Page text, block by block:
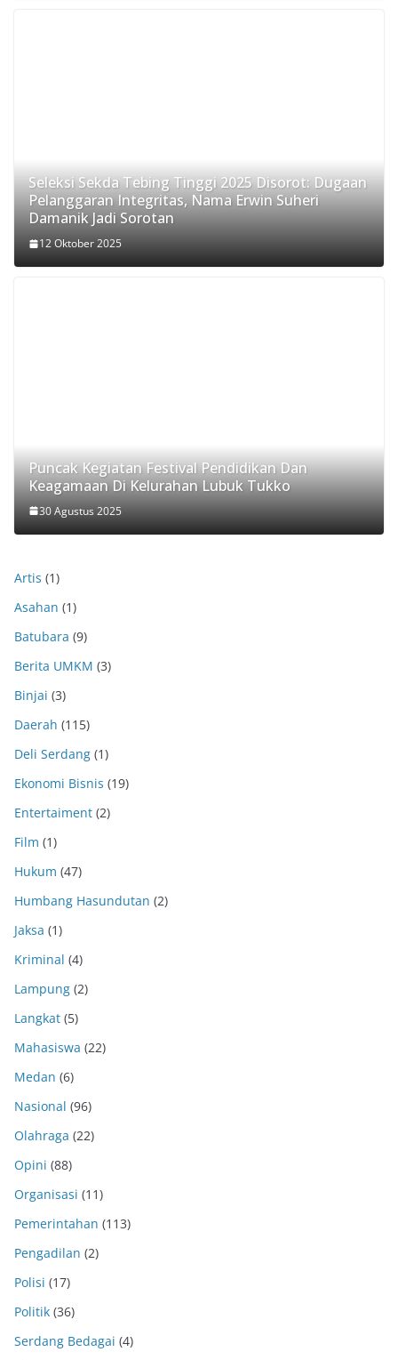
Seleksi Sekda Tebing Tinggi 2025 Disorot: Dugaan
Pelanggaran Integritas, Nama Erwin Suheri
Damanik Jadi Sorotan
12 Oktober 2025
Puncak Kegiatan Festival Pendidikan Dan
Keagamaan Di Kelurahan Lubuk Tukko
30 Agustus 2025
Artis (1)
Asahan (1)
Batubara (9)
Berita UMKM (3)
Binjai (3)
Daerah (115)
Deli Serdang (1)
Ekonomi Bisnis (19)
Entertaiment (2)
Film (1)
Hukum (47)
Humbang Hasundutan (2)
Jaksa (1)
Kriminal (4)
Lampung (2)
Langkat (5)
Mahasiswa (22)
Medan (6)
Nasional (96)
Olahraga (22)
Opini (88)
Organisasi (11)
Pemerintahan (113)
Pengadilan (2)
Polisi (17)
Politik (36)
Serdang Bedagai (4)